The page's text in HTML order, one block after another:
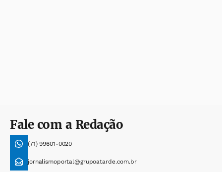
Fale com a Redação
(71) 99601-0020
jornalismoportal@grupoatarde.com.br